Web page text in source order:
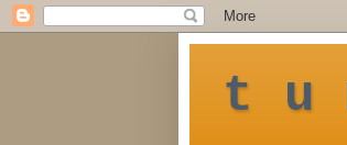
t u